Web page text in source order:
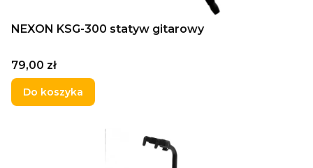
NEXON KSG-300 statyw gitarowy
Cena
79,00 zł
Do koszyka